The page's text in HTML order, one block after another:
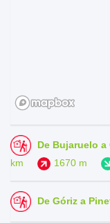
De Bujaruelo
km
1670 m
De Góriz a